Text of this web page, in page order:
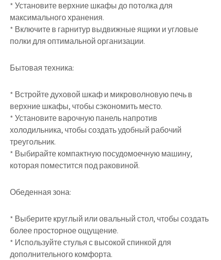
* Установите верхние шкафы до потолка для
максимального хранения.
* Включите в гарнитур выдвижные ящики и угловые
полки для оптимальной организации.
Бытовая техника:
* Встройте духовой шкаф и микроволновую печь в
верхние шкафы, чтобы сэкономить место.
* Установите варочную панель напротив
холодильника, чтобы создать удобный рабочий
треугольник.
* Выбирайте компактную посудомоечную машину,
которая поместится под раковиной.
Обеденная зона:
* Выберите круглый или овальный стол, чтобы создать
более просторное ощущение.
* Используйте стулья с высокой спинкой для
дополнительного комфорта.